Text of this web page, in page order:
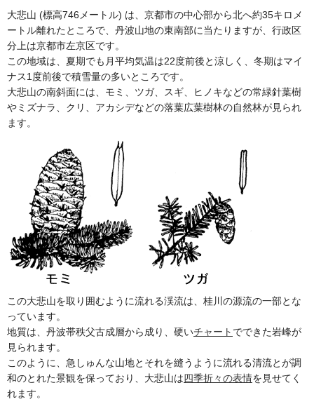
大悲山 (標高746メートル) は、京都市の中心部から北へ約35キロメ
ートル離れたところで、丹波山地の東南部に当たりますが、行政区
分上は京都市左京区です。
この地域は、夏期でも月平均気温は22度前後と涼しく、冬期はマイ
ナス1度前後で積雪量の多いところです。
大悲山の南斜面には、モミ、ツガ、スギ、ヒノキなどの常緑針葉樹
やミズナラ、クリ、アカシデなどの落葉広葉樹林の自然林が見られ
ます。
この大悲山を取り囲むように流れる渓流は、桂川の源流の一部とな
っています。
地質は、丹波帯秩父古成層から成り、硬いチャート でできた岩峰が
見られます。
このように、急しゅんな山地とそれを縫うように流れる清流とが調
和のとれた景観を保っており、大悲山は四季折々の表情を見せてく
れます。